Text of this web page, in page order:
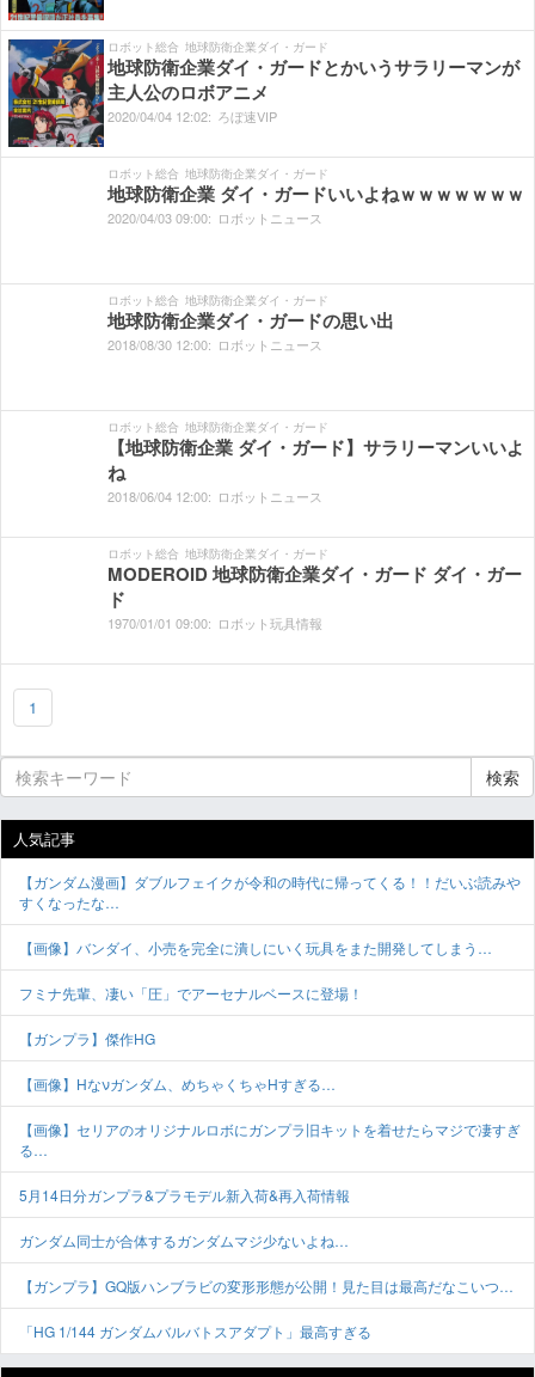
ロボット総合 地球防衛企業ダイ・ガード
地球防衛企業ダイ・ガードとかいうサラリーマンが
主人公のロボアニメ
2020/04/04 12:02: ろぼ速VIP
ロボット総合 地球防衛企業ダイ・ガード
地球防衛企業 ダイ・ガードいいよねｗｗｗｗｗｗｗ
2020/04/0309:00: ロボットニュース
ロボット総合 地球防衛企業ダイ・ガード
地球防衛企業ダイ・ガードの思い出
2018/08/30 12:00: ロボットニュース
ロボット総合 地球防衛企業ダイ・ガード
【地球防衛企業 ダイ・ガード】サラリーマンいいよ
ね
2018/06/04 12:00: ロボットニュース
ロボット総合 地球防衛企業ダイ・ガード
MODEROID 地球防衛企業ダイ・ガード ダイ・ガー
ド
1970/01/01 09:00: ロボット玩具情報
1
検索
人気記事
【ガンダム漫画】ダブルフェイクが令和の時代に帰ってくる！！だいぶ読みや
すくなったな…
【画像】バンダイ、小売を完全に潰しにいく玩具をまた開発してしまう…
フミナ先輩、凄い「圧」でアーセナルベースに登場！
【ガンプラ】傑作HG
【画像】Hなνガンダム、めちゃくちゃHすぎる…
【画像】セリアのオリジナルロボにガンプラ旧キットを着せたらマジで凄すぎ
る…
5月14日分ガンプラ&プラモデル新入荷&再入荷情報
ガンダム同士が合体するガンダムマジ少ないよね…
【ガンプラ】GQ版ハンブラビの変形形態が公開！見た目は最高だなこいつ…
「HG 1/144 ガンダムバルバトスアダプト」最高すぎる